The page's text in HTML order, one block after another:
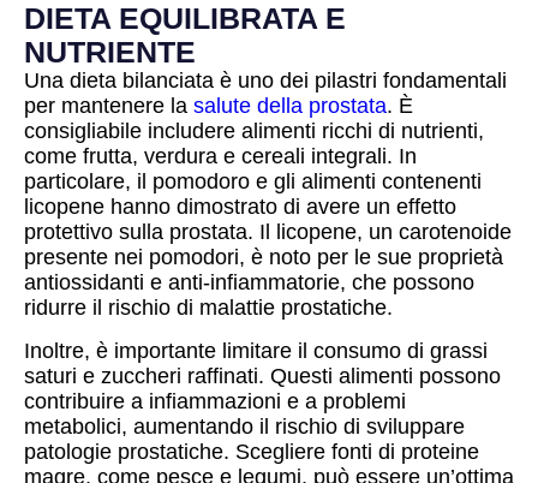
DIETA EQUILIBRATA E
NUTRIENTE
Una dieta bilanciata è uno dei pilastri fondamentali
per mantenere la salute della prostata. È
consigliabile includere alimenti ricchi di nutrienti,
come frutta, verdura e cereali integrali. In
particolare, il pomodoro e gli alimenti contenenti
licopene hanno dimostrato di avere un effetto
protettivo sulla prostata. Il licopene, un carotenoide
presente nei pomodori, è noto per le sue proprietà
antiossidanti e anti-infiammatorie, che possono
ridurre il rischio di malattie prostatiche.
Inoltre, è importante limitare il consumo di grassi
saturi e zuccheri raffinati. Questi alimenti possono
contribuire a infiammazioni e a problemi
metabolici, aumentando il rischio di sviluppare
patologie prostatiche. Scegliere fonti di proteine
magre, come pesce e legumi, può essere un’ottima